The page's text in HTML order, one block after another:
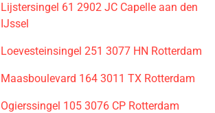
Lijstersingel 61 2902 JC Capelle aan den
IJssel
Loevesteinsingel 251 3077 HN Rotterdam
Maasboulevard 164 3011 TX Rotterdam
Ogierssingel 105 3076 CP Rotterdam